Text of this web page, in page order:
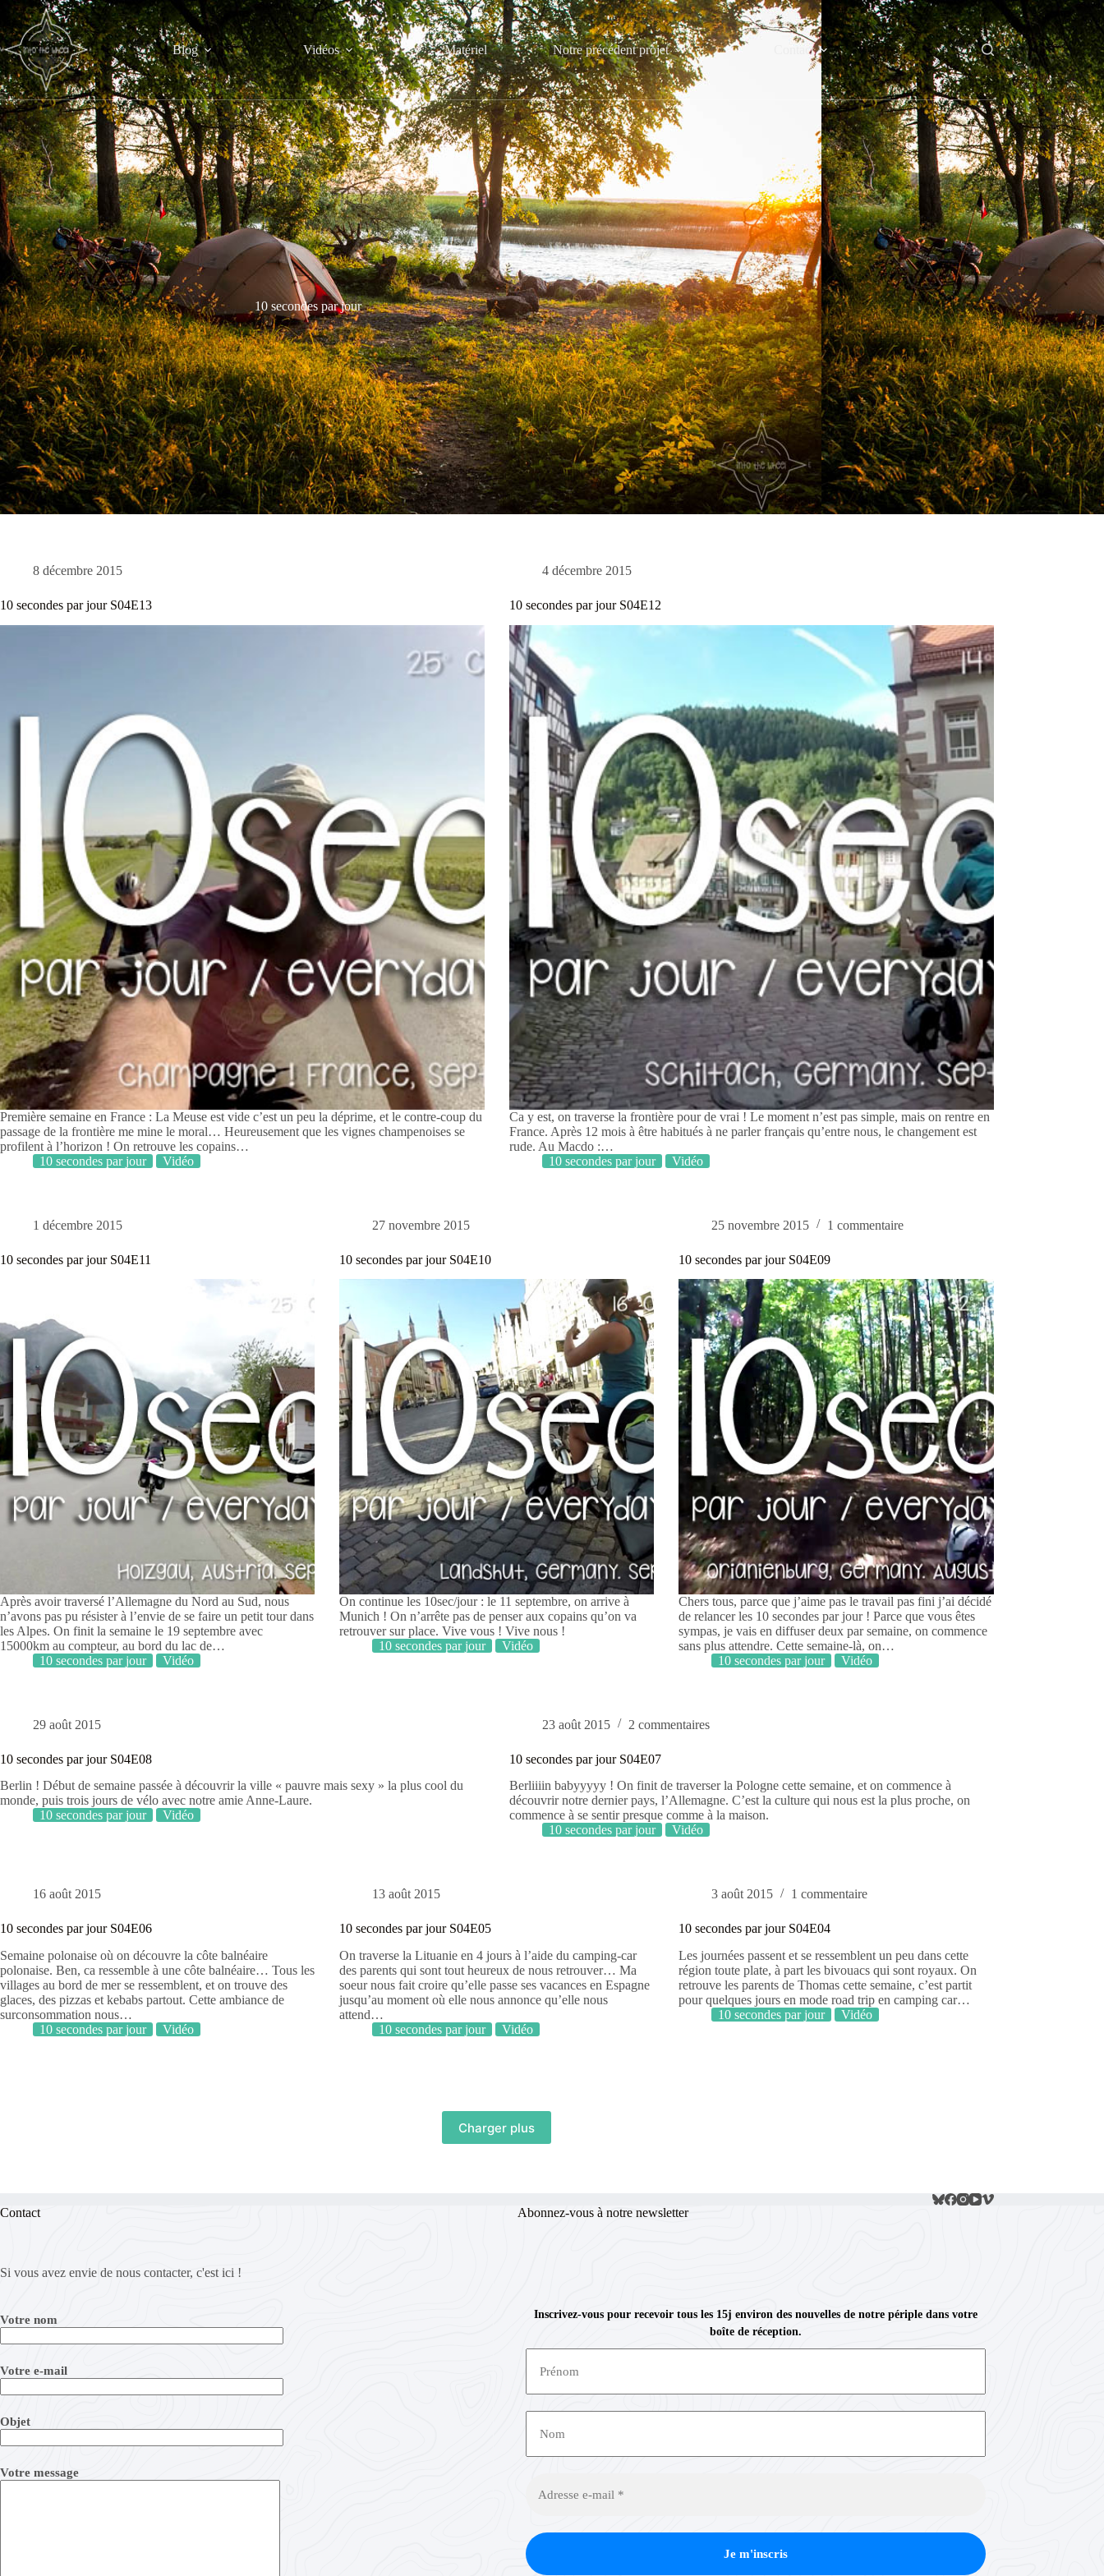
Passer
contenu
Blog
Vidéos Matériel Notre précédent projet Contact
10 secondes par jour
8 décembre 2015
10 secondes par jour S04E13
Première semaine en France : La Meuse est vide c’est un peu la déprime, et le contre-coup du
passage de la frontière me mine le moral… Heureusement que les vignes champenoises se
profilent à l’horizon ! On retrouve les copains…
10 secondes par jour
Vidéo
4 décembre 2015
10 secondes par jour S04E12
Ca y est, on traverse la frontière pour de vrai ! Le moment n’est pas simple, mais on rentre en
France. Après 12 mois à être habitués à ne parler français qu’entre nous, le changement est
rude. Au Macdo :…
10 secondes par jour
Vidéo
1 décembre 2015
10 secondes par jour S04E11
Après avoir traversé l’Allemagne du Nord au Sud, nous
n’avons pas pu résister à l’envie de se faire un petit tour dans
les Alpes. On finit la semaine le 19 septembre avec
15000km au compteur, au bord du lac de…
10 secondes par jour
Vidéo
27 novembre 2015
10 secondes par jour S04E10
On continue les 10sec/jour : le 11 septembre, on arrive à
Munich ! On n’arrête pas de penser aux copains qu’on va
retrouver sur place. Vive vous ! Vive nous !
10 secondes par jour
Vidéo
25 novembre 2015 1 commentaire
10 secondes par jour S04E09
Chers tous, parce que j’aime pas le travail pas fini j’ai décidé
de relancer les 10 secondes par jour ! Parce que vous êtes
sympas, je vais en diffuser deux par semaine, on commence
sans plus attendre. Cette semaine-là, on…
10 secondes par jour
Vidéo
29 août 2015
10 secondes par jour S04E08
Berlin ! Début de semaine passée à découvrir la ville « pauvre mais sexy » la plus cool du
monde, puis trois jours de vélo avec notre amie Anne-Laure.
10 secondes par jour
Vidéo
23 août 2015 2 commentaires
10 secondes par jour S04E07
Berliiiin babyyyyy ! On finit de traverser la Pologne cette semaine, et on commence à
découvrir notre dernier pays, l’Allemagne. C’est la culture qui nous est la plus proche, on
commence à se sentir presque comme à la maison.
10 secondes par jour
Vidéo
16 août 2015
10 secondes par jour S04E06
Semaine polonaise où on découvre la côte balnéaire
polonaise. Ben, ca ressemble à une côte balnéaire… Tous les
villages au bord de mer se ressemblent, et on trouve des
glaces, des pizzas et kebabs partout. Cette ambiance de
surconsommation nous…
10 secondes par jour
Vidéo
13 août 2015
10 secondes par jour S04E05
On traverse la Lituanie en 4 jours à l’aide du camping-car
des parents qui sont tout heureux de nous retrouver… Ma
soeur nous fait croire qu’elle passe ses vacances en Espagne
jusqu’au moment où elle nous annonce qu’elle nous
attend…
10 secondes par jour
Vidéo
3 août 2015 1 commentaire
10 secondes par jour S04E04
Les journées passent et se ressemblent un peu dans cette
région toute plate, à part les bivouacs qui sont royaux. On
retrouve les parents de Thomas cette semaine, c’est partit
pour quelques jours en mode road trip en camping car…
10 secondes par jour
Vidéo
Charger plus
Contact
Si vous avez envie de nous contacter, c'est ici !
Votre nom
Votre e-mail
Objet
Votre message
Abonnez-vous à notre newsletter
Inscrivez-vous pour recevoir tous les 15j environ des nouvelles de notre périple dans votre
boîte de réception.